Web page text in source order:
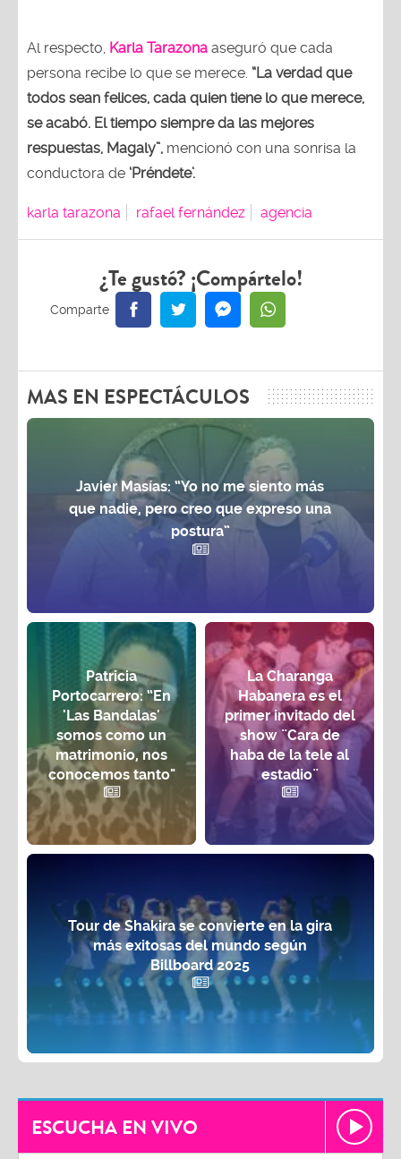
Al respecto, Karla Tarazona aseguró que cada
persona recibe lo que se merece. “La verdad que
todos sean felices, cada quien tiene lo que merece,
se acabó. El tiempo siempre da las mejores
respuestas, Magaly”, mencionó con una sonrisa la
conductora de ‘Préndete’.
karla tarazona rafael fernández agencia
¿Te gustó? ¡Compártelo!
MAS EN ESPECTÁCULOS
Javier Masías: “Yo no me siento más
que nadie, pero creo que expreso una
postura”
Patricia
Portocarrero: “En
'Las Bandalas'
somos como un
matrimonio, nos
conocemos tanto"
La Charanga
Habanera es el
primer invitado del
show ¨Cara de
haba de la tele al
estadio¨
Tour de Shakira se convierte en la gira
más exitosas del mundo según
Billboard 2025
ESCUCHA EN VIVO